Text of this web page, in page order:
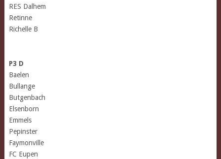
RES Dalhem
Retinne
Richelle B
P3 D
Baelen
Bullange
Butgenbach
Elsenborn
Emmels
Pepinster
Faymonville
FC Eupen